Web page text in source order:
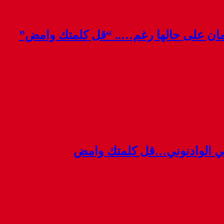
على حالها رغم….. “قل كلمتك وامض”
الوادنوني…قل كلمتك وامض